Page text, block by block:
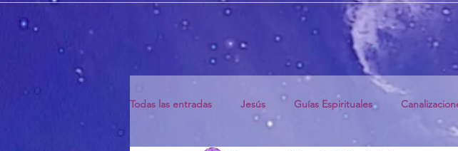
Todas las entradas Jesús Guías Espirituales